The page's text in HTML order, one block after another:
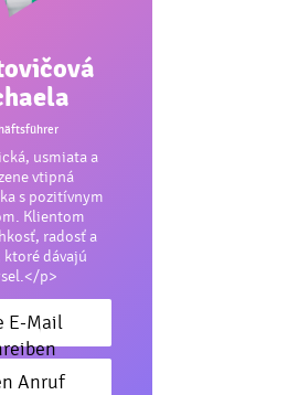
usmiata a
vtipná
s pozitívnym
Klientom
radosť a
ktoré dávajú
p>
E-Mail
Anruf